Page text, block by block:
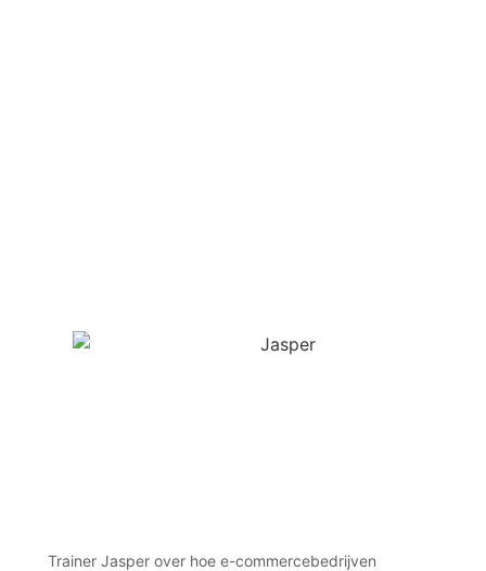
Trainer Jasper over hoe e-commercebedrijven